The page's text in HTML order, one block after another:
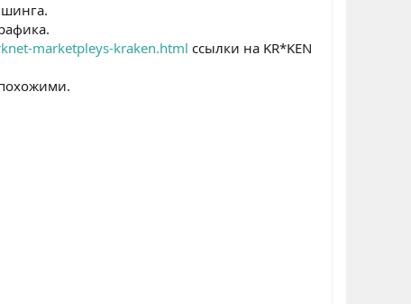
marketpleys-kraken.html ссылки на KR*KEN